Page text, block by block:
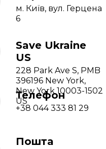
м. Київ, вул. Герцена
6
Save Ukraine
US
228 Park Ave S, PMB
396196 New York,
New York 10003-1502
US
Телефон
+38 044 333 81 29
Пошта